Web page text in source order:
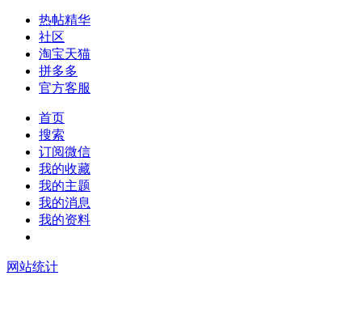
热帖精华
社区
淘宝天猫
拼多多
官方客服
首页
搜索
订阅微信
我的收藏
我的主题
我的消息
我的资料
网站统计